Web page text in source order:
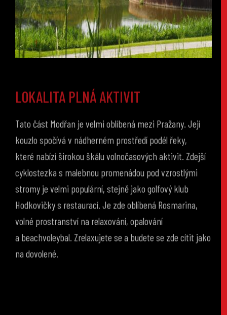
LOKALITA PLNÁ AKTIVIT
kouzlo spočívá v nádherném prostředí podél řeky,
které nabízí širokou škálu volnočasových aktivit. Zdejší
cyklostezka s malebnou promenádou pod vzrostlými
stromy je velmi populární, stejně jako golfový klub
Hodkovičky s restaurací. Je zde oblíbená Rosmarina,
volné prostranství na relaxování, opalování
a beachvoleybal. Zrelaxujete se a budete se zde cítit jako
na dovolené.